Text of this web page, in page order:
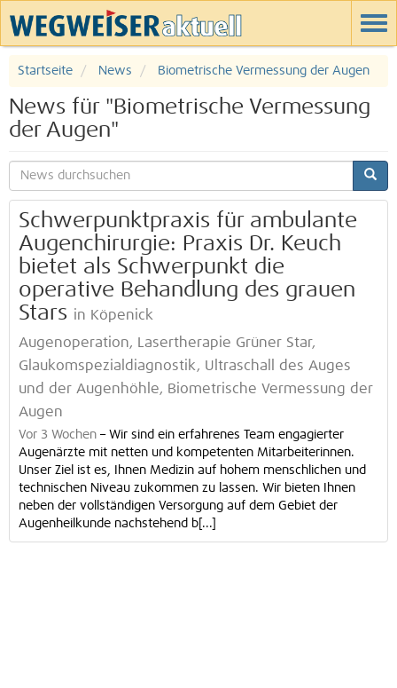
Startseite News Biometrische Vermessung der Augen
News für "Biometrische Vermessung
der Augen"
Schwerpunktpraxis für ambulante
Augenchirurgie: Praxis Dr. Keuch
bietet als Schwerpunkt die
operative Behandlung des grauen
Stars in Köpenick
Augenoperation, Lasertherapie Grüner Star,
Glaukomspezialdiagnostik, Ultraschall des Auges
und der Augenhöhle, Biometrische Vermessung der
Augen
Vor 3 Wochen – Wir sind ein erfahrenes Team engagierter
Augenärzte mit netten und kompetenten Mitarbeiterinnen.
Unser Ziel ist es, Ihnen Medizin auf hohem menschlichen und
technischen Niveau zukommen zu lassen. Wir bieten Ihnen
neben der vollständigen Versorgung auf dem Gebiet der
Augenheilkunde nachstehend b[...]